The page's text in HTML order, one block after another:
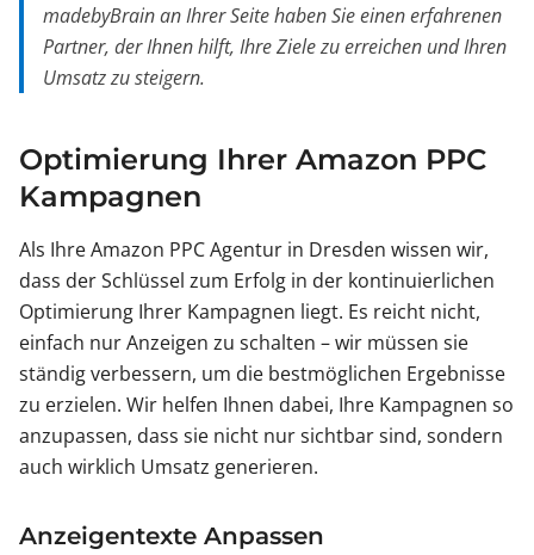
madebyBrain an Ihrer Seite haben Sie einen erfahrenen
Partner, der Ihnen hilft, Ihre Ziele zu erreichen und Ihren
Umsatz zu steigern.
Optimierung Ihrer Amazon PPC
Kampagnen
Als Ihre Amazon PPC Agentur in Dresden wissen wir,
dass der Schlüssel zum Erfolg in der kontinuierlichen
Optimierung Ihrer Kampagnen liegt. Es reicht nicht,
einfach nur Anzeigen zu schalten – wir müssen sie
ständig verbessern, um die bestmöglichen Ergebnisse
zu erzielen. Wir helfen Ihnen dabei, Ihre Kampagnen so
anzupassen, dass sie nicht nur sichtbar sind, sondern
auch wirklich Umsatz generieren.
Anzeigentexte Anpassen